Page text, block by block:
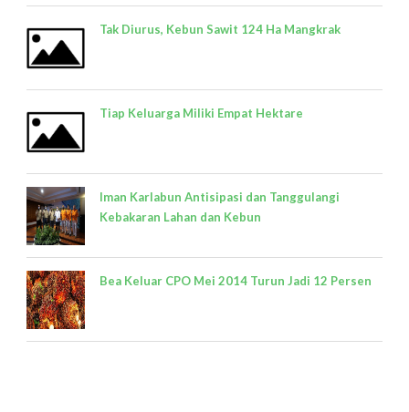
Tak Diurus, Kebun Sawit 124 Ha Mangkrak
Tiap Keluarga Miliki Empat Hektare
Iman Karlabun Antisipasi dan Tanggulangi
Kebakaran Lahan dan Kebun
Bea Keluar CPO Mei 2014 Turun Jadi 12 Persen